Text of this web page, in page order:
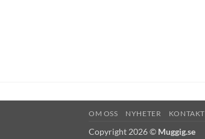
OM OSS NYHETER KONTAKT
Copyright 2026 © Muggig.se